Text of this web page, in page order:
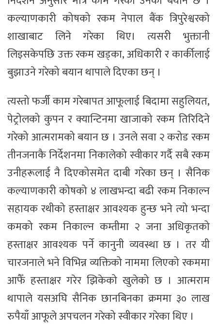
कल्याणकारी कोषको रकम नेपाल बैंक त्रिपुरेश्वरको
शाखाबाट लिने गरेका थिए। त्यसरी भुक्तानी
लिइसकेपछि उक्त रकम खड्का, अधिकारी र कार्कीलाई
बुझाउने गरेको बयान थापाले दिएका छन् ।
त्यस्तो फर्जी काम गरेबापत आफूलाई बिदामा सहुलियत,
पेट्रोलको कुपन र क्यान्टिनमा खाजाको रकम तिरिदिने
गरेको आत्मरामको बयान छ । उनले सवा २ करोड रकम
तीनजनाकै निर्देशनमा निकालेको स्वीकार गर्दै सबै रकम
उनीहरूलाई नै दिएकोसमेत दाबी गरेका छन् । सैनिक
कल्याणकारी कोषको ४ लाखभन्दा बढी रकम निकाल्न
सहायक रथीको हस्ताक्षर आवश्यक हुन्छ भने त्यो भन्दा
कमको रकम निकाल्न कम्तीमा २ जना अधिकृतको
हस्ताक्षर आवश्यक पर्ने कानुनी व्यवस्था छ । तर यी
चारजनाले भने विभिन्न व्यक्तिको नाममा लिएको रकममा
आफैँ हस्ताक्षर गरेर झिकेको खुलेको छ । आत्मराम
थापाले यसअघि सैनिक छानबिनका क्रममा ३० लाख
रुपैयाँ आफूले अपचलन गरेको स्वीकार गरेका थिए ।